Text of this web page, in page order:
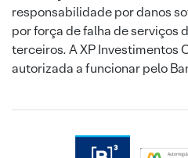
responsabilidade por danos
por força de falha de serviços
terceiros. A XP Investimentos
autorizada a funcionar pelo